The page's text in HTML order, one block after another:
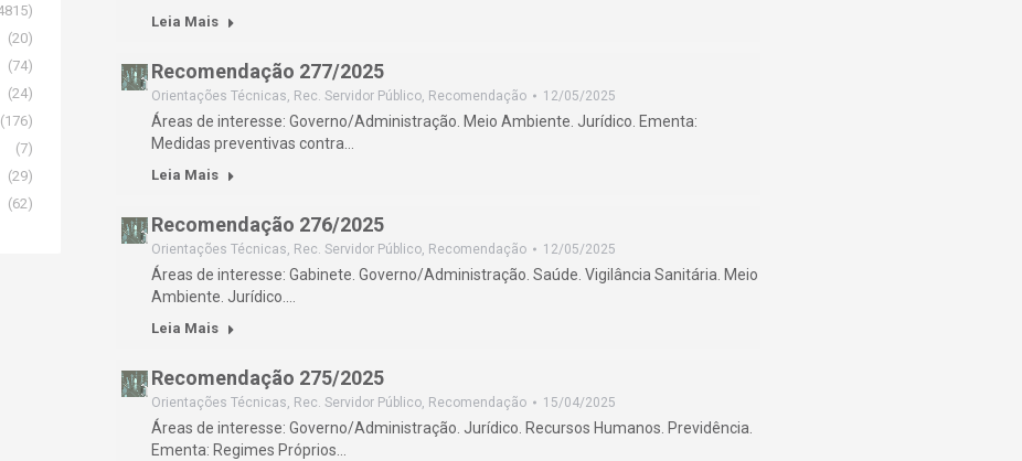
Leia Mais
Recomendação 277/2025
Orientações Técnicas, Rec. Servidor Público, Recomendação 12/05/2025
Áreas de interesse: Governo/Administração. Meio Ambiente. Jurídico. Ementa:
Medidas preventivas contra…
Leia Mais
Recomendação 276/2025
Orientações Técnicas, Rec. Servidor Público, Recomendação 12/05/2025
Áreas de interesse: Gabinete. Governo/Administração. Saúde. Vigilância Sanitária. Meio
Ambiente. Jurídico.…
Leia Mais
Recomendação 275/2025
Orientações Técnicas, Rec. Servidor Público, Recomendação 15/04/2025
Áreas de interesse: Governo/Administração. Jurídico. Recursos Humanos. Previdência.
Ementa: Regimes Próprios…
(20)
(74)
(24)
(176)
(7)
(29)
(62)